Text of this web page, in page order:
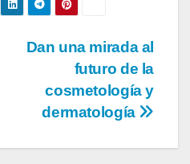
Dan una mirada al
futuro de la
cosmetología y
dermatología